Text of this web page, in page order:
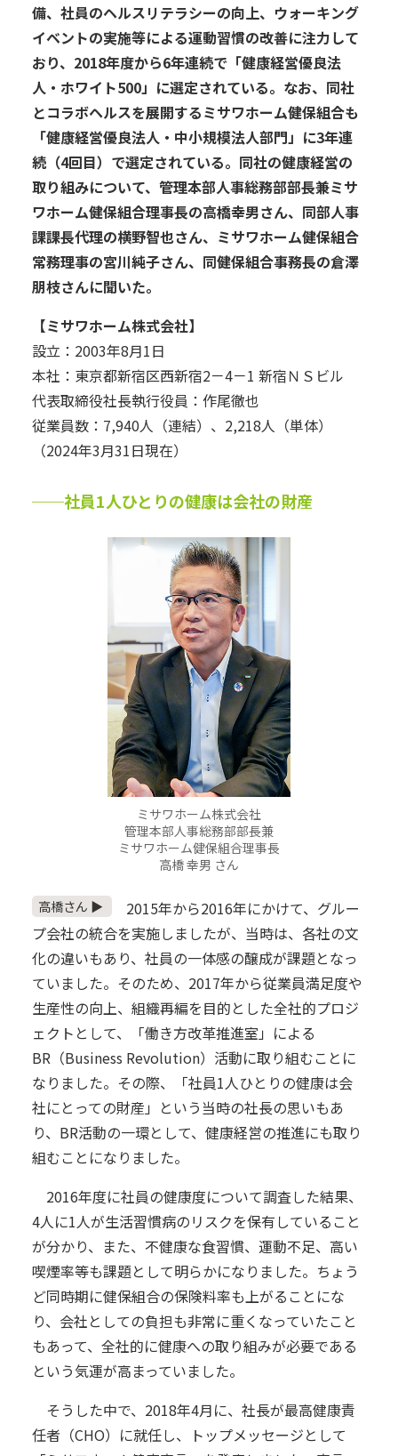
備、社員のヘルスリテラシーの向上、ウォーキング
イベントの実施等による運動習慣の改善に注力して
おり、2018年度から6年連続で「健康経営優良法
人・ホワイト500」に選定されている。なお、同社
とコラボヘルスを展開するミサワホーム健保組合も
「健康経営優良法人・中小規模法人部門」に3年連
続（4回目）で選定されている。同社の健康経営の
取り組みについて、管理本部人事総務部部長兼ミサ
ワホーム健保組合理事長の高橋幸男さん、同部人事
課課長代理の横野智也さん、ミサワホーム健保組合
常務理事の宮川純子さん、同健保組合事務長の倉澤
朋枝さんに聞いた。
【ミサワホーム株式会社】
設立：2003年8月1日
本社：東京都新宿区西新宿2－4－1 新宿ＮＳビル
代表取締役社長執行役員：作尾徹也
従業員数：7,940人（連結）、2,218人（単体）
（2024年3月31日現在）
──社員1人ひとりの健康は会社の財産
ミサワホーム株式会社
管理本部人事総務部部長兼
ミサワホーム健保組合理事長
高橋 幸男 さん
高橋さん ▶
2015年から2016年にかけて、グルー
プ会社の統合を実施しましたが、当時は、各社の文
化の違いもあり、社員の一体感の醸成が課題となっ
ていました。そのため、2017年から従業員満足度や
生産性の向上、組織再編を目的とした全社的プロジ
ェクトとして、「働き方改革推進室」による
BR（Business Revolution）活動に取り組むことに
なりました。その際、「社員1人ひとりの健康は会
社にとっての財産」という当時の社長の思いもあ
り、BR活動の一環として、健康経営の推進にも取り
組むことになりました。
2016年度に社員の健康度について調査した結果、
4人に1人が生活習慣病のリスクを保有していること
が分かり、また、不健康な食習慣、運動不足、高い
喫煙率等も課題として明らかになりました。ちょう
ど同時期に健保組合の保険料率も上がることにな
り、会社としての負担も非常に重くなっていたこと
もあって、全社的に健康への取り組みが必要である
という気運が高まっていました。
そうした中で、2018年4月に、社長が最高健康責
任者（CHO）に就任し、トップメッセージとして